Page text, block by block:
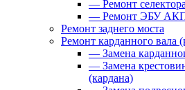
— Ремонт
— Ремонт ЭБУ
Ремонт заднего моста
Ремонт карданного вала
— Замена
— Замена
(кардана)